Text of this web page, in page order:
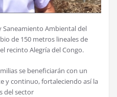
Saneamiento Ambiental del
de 150 metros lineales de
recinto Alegría del Congo.
se beneficiarán con un
y continuo, fortaleciendo así la
del sector